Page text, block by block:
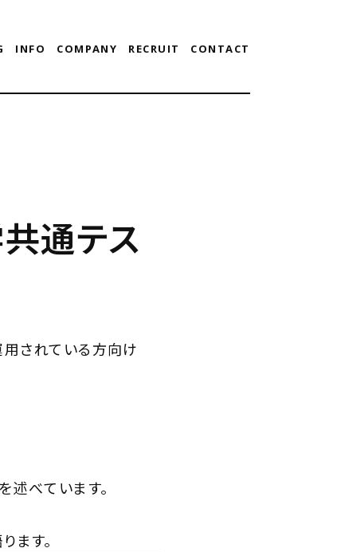
INFO COMPANY RECRUIT CONTACT
通テス
されている方向け
述べています。
ます。